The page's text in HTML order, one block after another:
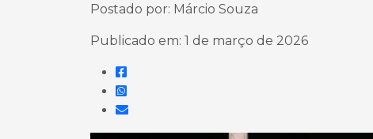
Postado por: Márcio Souza
Publicado em: 1 de março de 2026